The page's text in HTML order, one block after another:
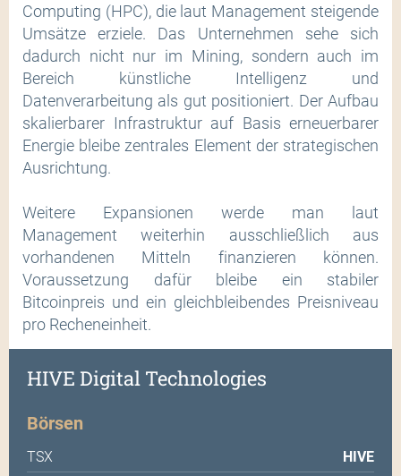
Computing (HPC), die laut Management steigende
Umsätze erziele. Das Unternehmen sehe sich
dadurch nicht nur im Mining, sondern auch im
Bereich künstliche Intelligenz und
Datenverarbeitung als gut positioniert. Der Aufbau
skalierbarer Infrastruktur auf Basis erneuerbarer
Energie bleibe zentrales Element der strategischen
Ausrichtung.
Weitere Expansionen werde man laut
Management weiterhin ausschließlich aus
vorhandenen Mitteln finanzieren können.
Voraussetzung dafür bleibe ein stabiler
Bitcoinpreis und ein gleichbleibendes Preisniveau
pro Recheneinheit.
HIVE Digital Technologies
Börsen
TSX
HIVE